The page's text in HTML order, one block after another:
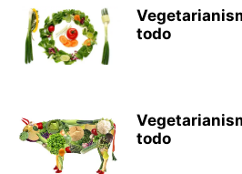
todo
todo